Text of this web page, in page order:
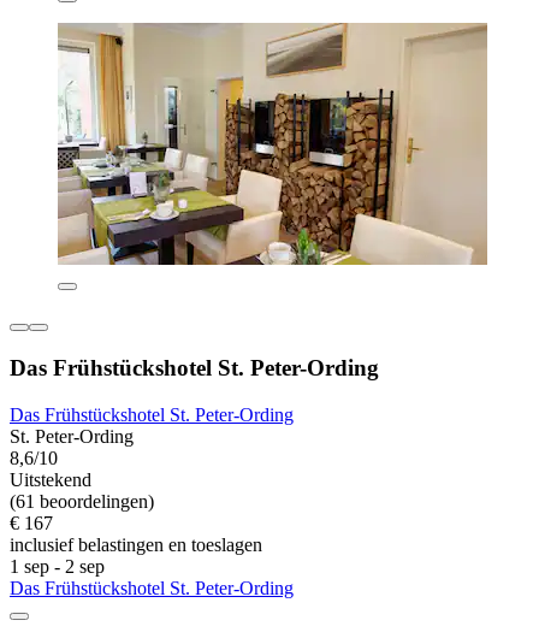
Das Frühstückshotel St. Peter-Ording
Das Frühstückshotel St. Peter-Ording
St. Peter-Ording
8,6/10
Uitstekend
(61 beoordelingen)
€ 167
inclusief belastingen en toeslagen
1 sep - 2 sep
Das Frühstückshotel St. Peter-Ording